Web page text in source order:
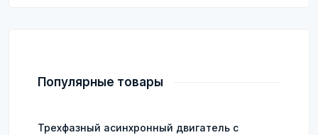
Популярные товары
Трехфазный асинхронный двигатель с